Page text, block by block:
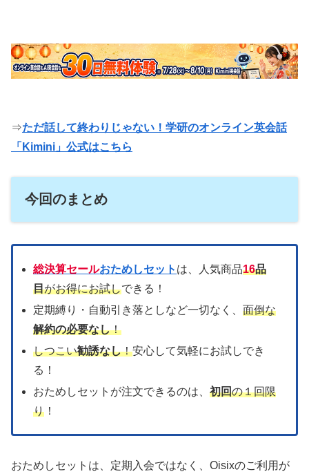
⇒ただ話して終わりじゃない！学研のオンライン英会話
「Kimini」公式はこちら
今回のまとめ
総決算セールおためしセット は、人気商品16品
目がお得にお試しできる！
定期縛り・自動引き落としなど一切なく、面倒な
解約の必要なし！
しつこい勧誘なし！安心して気軽にお試しでき
る！
おためしセットが注文できるのは、初回の１回限
り ！
おためしセットは、定期入会ではなく、Oisixのご利用が